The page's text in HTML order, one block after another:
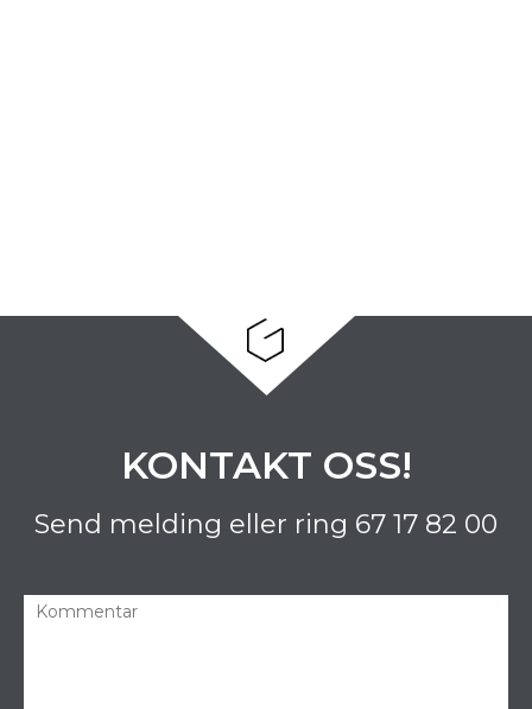
KONTAKT OSS!
Send melding eller ring 67 17 82 00